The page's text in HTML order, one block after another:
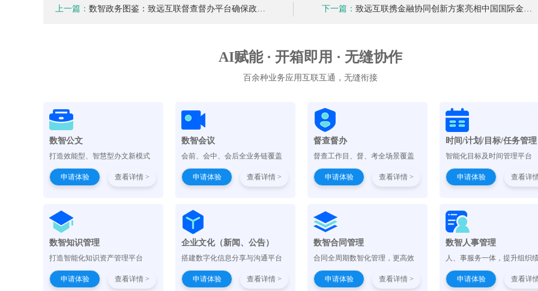
上一篇： 数智政务图鉴：致远互联督查督办平台确保政… 下一篇： 致远互联携金融协同创新方案亮相中国国际金…
AI赋能 · 开箱即用 · 无缝协作
百余种业务应用互联互通，无缝衔接
数智公文
打造效能型、智慧型办文新模式
申请体验 查看详情 >
数智会议
会前、会中、会后全业务链覆盖
申请体验 查看详情 >
督查督办
督查工作目、督、考全场景覆盖
申请体验 查看详情 >
时间/计划/目标/任务管理
智能化目标及时间管理平台
申请体验 查看详
数智知识管理
打造智能化知识资产管理平台
申请体验 查看详情 >
企业文化（新闻、公告）
搭建数字化信息分享与沟通平台
申请体验 查看详情 >
数智合同管理
合同全周期数智化管理，更高效
申请体验 查看详情 >
数智人事管理
人、事服务一体，提升组织
申请体验 查看详